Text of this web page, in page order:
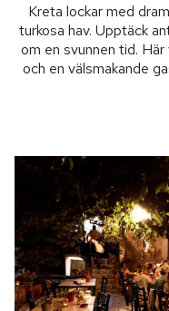
Kreta lockar med
turkosa hav. Upptäck
om en svunnen tid.
och en välsmakande